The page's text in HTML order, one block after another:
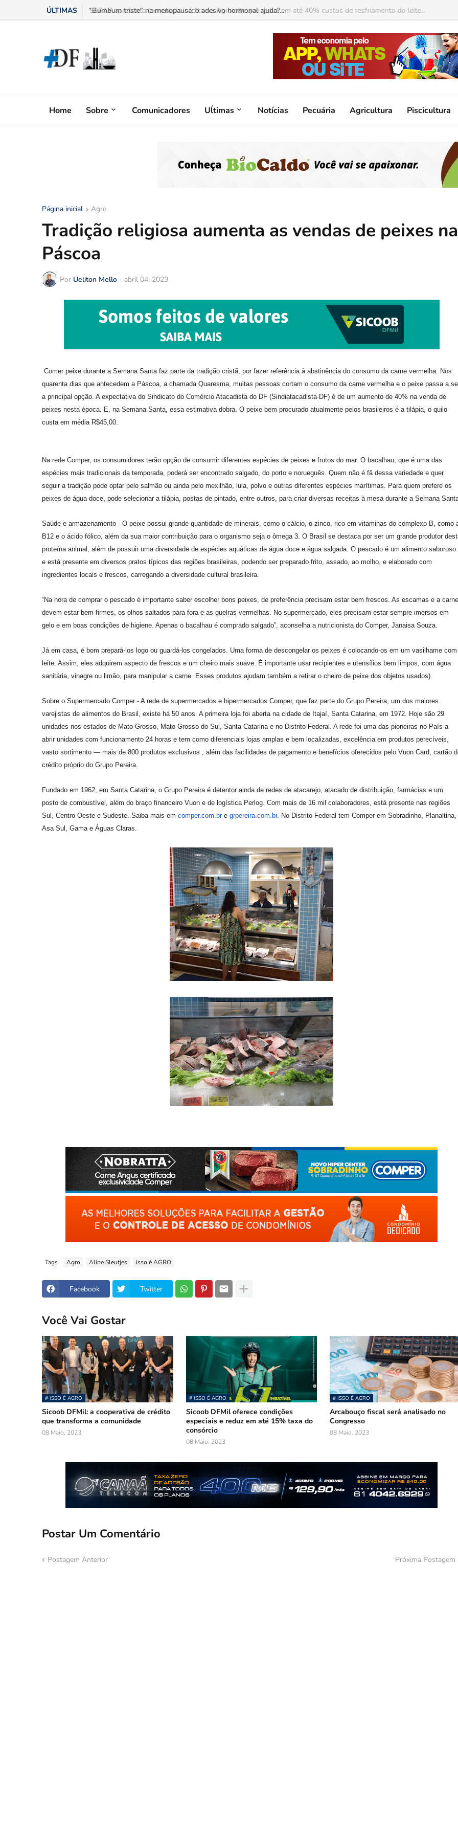
ÚLTIMAS “Bumbum triste” na menopausa: o adesivo hormonal ajuda?...
Home Sobre Comunicadores Uĺtimas Notícias Pecuária Agricultura Piscicultura
Página inicial Agro
Tradição religiosa aumenta as vendas de peixes na
Páscoa
Por Ueliton Mello - abril 04, 2023
Comer peixe durante a Semana Santa faz parte da tradição cristã, por fazer referência à abstinência do consumo da carne vermelha. Nos
quarenta dias que antecedem a Páscoa, a chamada Quaresma, muitas pessoas cortam o consumo da carne vermelha e o peixe passa a
a principal opção. A expectativa do Sindicato do Comércio Atacadista do DF (Sindiatacadista-DF) é de um aumento de 40% na venda de
peixes nesta época. E, na Semana Santa, essa estimativa dobra. O peixe bem procurado atualmente pelos brasileiros é a tilápia, o quilo
custa em média R$45,00.
Na rede Comper, os consumidores terão opção de consumir diferentes espécies de peixes e frutos do mar. O bacalhau, que é uma das
espécies mais tradicionais da temporada, poderá ser encontrado salgado, do porto e norueguês. Quem não é fã dessa variedade e quer
seguir a tradição pode optar pelo salmão ou ainda pelo mexilhão, lula, polvo e outras diferentes espécies marítimas. Para quem prefere os
peixes de água doce, pode selecionar a tilápia, postas de pintado, entre outros, para criar diversas receitas à mesa durante a Semana
Saúde e armazenamento - O peixe possui grande quantidade de minerais, como o cálcio, o zinco, rico em vitaminas do complexo B, como
B12 e o ácido fólico, além da sua maior contribuição para o organismo seja o ômega 3. O Brasil se destaca por ser um grande produtor
proteína animal, além de possuir uma diversidade de espécies aquáticas de água doce e água salgada. O pescado é um alimento saboroso
e está presente em diversos pratos típicos das regiões brasileiras, podendo ser preparado frito, assado, ao molho, e elaborado com
ingredientes locais e frescos, carregando a diversidade cultural brasileira.
“Na hora de comprar o pescado é importante saber escolher bons peixes, de preferência precisam estar bem frescos. As escamas e a carne
devem estar bem firmes, os olhos saltados para fora e as guelras vermelhas. No supermercado, eles precisam estar sempre imersos em
gelo e em boas condições de higiene. Apenas o bacalhau é comprado salgado”, aconselha a nutricionista do Comper, Janaisa Souza.
Já em casa, é bom prepará-los logo ou guardá-los congelados. Uma forma de descongelar os peixes é colocando-os em um vasilhame com
leite. Assim, eles adquirem aspecto de frescos e um cheiro mais suave. É importante usar recipientes e utensílios bem limpos, com água
sanitária, vinagre ou limão, para manipular a carne. Esses produtos ajudam também a retirar o cheiro de peixe dos objetos usados).
Sobre o Supermercado Comper - A rede de supermercados e hipermercados Comper, que faz parte do Grupo Pereira, um dos maiores
varejistas de alimentos do Brasil, existe há 50 anos. A primeira loja foi aberta na cidade de Itajaí, Santa Catarina, em 1972. Hoje são 29
unidades nos estados de Mato Grosso, Mato Grosso do Sul, Santa Catarina e no Distrito Federal. A rede foi uma das pioneiras no País a
abrir unidades com funcionamento 24 horas e tem como diferenciais lojas amplas e bem localizadas, excelência em produtos perecíveis,
vasto sortimento — mais de 800 produtos exclusivos , além das facilidades de pagamento e benefícios oferecidos pelo Vuon Card, cartão
crédito próprio do Grupo Pereira.
Fundado em 1962, em Santa Catarina, o Grupo Pereira é detentor ainda de redes de atacarejo, atacado de distribuição, farmácias e um
posto de combustível, além do braço financeiro Vuon e de logística Perlog. Com mais de 16 mil colaboradores, está presente nas regiões
Sul, Centro-Oeste e Sudeste. Saiba mais em comper.com.br e grpereira.com.br. No Distrito Federal tem Comper em Sobradinho, Planaltina,
Asa Sul, Gama e Águas Claras.
Tags Agro Aline Sleutjes isso é AGRO
Facebook Twitter
Você Vai Gostar
# ISSO É AGRO
Sicoob DFMil: a cooperativa de crédito
que transforma a comunidade
08 Maio, 2023
# ISSO É AGRO
Sicoob DFMil oferece condições
especiais e reduz em até 15% taxa do
consórcio
08 Maio, 2023
# ISSO É AGRO
Arcabouço fiscal será analisado no
Congresso
08 Maio, 2023
Postar Um Comentário
Postagem Anterior Próxima Postagem